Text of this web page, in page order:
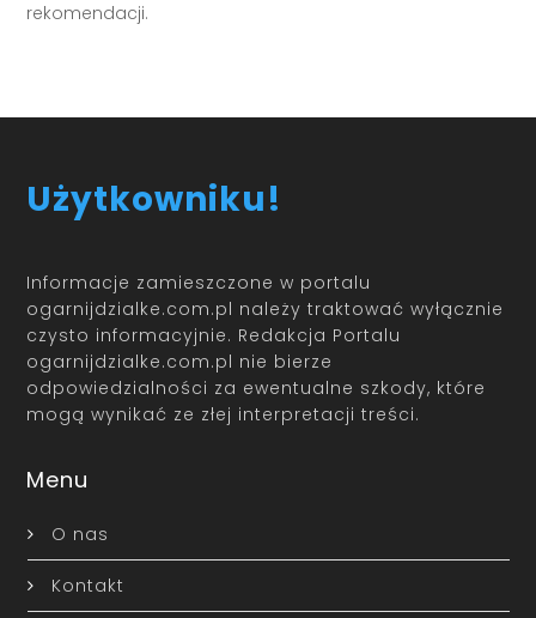
rekomendacji.
Użytkowniku!
Informacje zamieszczone w portalu
ogarnijdzialke.com.pl należy traktować wyłącznie
czysto informacyjnie. Redakcja Portalu
ogarnijdzialke.com.pl nie bierze
odpowiedzialności za ewentualne szkody, które
mogą wynikać ze złej interpretacji treści.
Menu
O nas
Kontakt